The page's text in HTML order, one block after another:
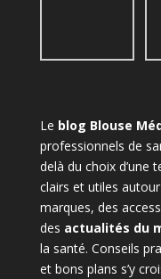
Le blog Blouse
professionnels de
delà du choix d’une
clairs et utiles
marques, des
des actualités du
la santé. Conseils
et bons plans s’y